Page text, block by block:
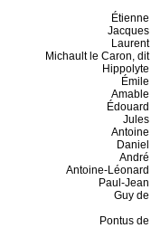
Étienne
Jacques
Laurent
Michault le Caron, dit
Hippolyte
Émile
Amable
Édouard
Jules
Antoine
Daniel
André
Antoine-Léonard
Paul-Jean
Guy de
Pontus de